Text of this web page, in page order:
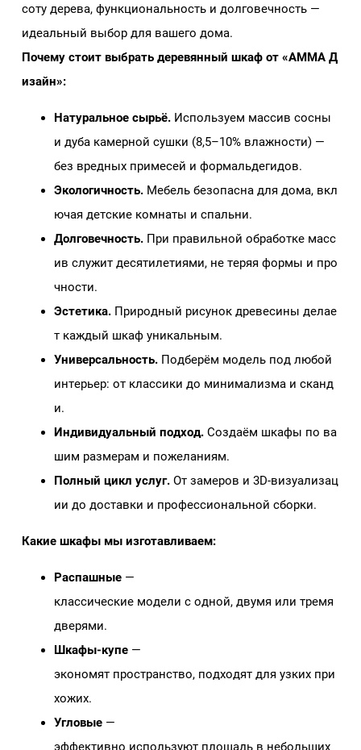
соту дерева, функциональность и долговечность —
идеальный выбор для вашего дома.
Почему стоит выбрать деревянный шкаф от «АММА Д
изайн»:
Натуральное сырьё.Используем массив сосны
и дуба камерной сушки (8,5–10% влажности) —
без вредных примесей и формальдегидов.
Экологичность.Мебель безопасна для дома, вкл
ючая детские комнаты и спальни.
Долговечность.При правильной обработке масс
ив служит десятилетиями, не теряя формы и про
чности.
Эстетика.Природный рисунок древесины делае
т каждый шкаф уникальным.
Универсальность.Подберём модель под любой
интерьер: от классики до минимализма и сканд
и.
Индивидуальный подход.Создаём шкафы по ва
шим размерам и пожеланиям.
Полный цикл услуг.От замеров и 3D‑визуализац
ии до доставки и профессиональной сборки.
Какие шкафы мы изготавливаем:
Распашные—
классические модели с одной, двумя или тремя
дверями.
Шкафы‑купе—
экономят пространство, подходят для узких при
хожих.
Угловые—
эффективно используют площадь в небольших